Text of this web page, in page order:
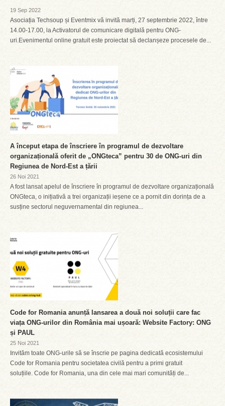
19 Sep 2022
Asociația Techsoup și Eventmix vă invită marți, 27 septembrie 2022, între
14.00-17.00, la Activatorul de comunicare digitală pentru ONG-
uri.Evenimentul online gratuit este proiectat să declanșeze procesele de...
A început etapa de înscriere în programul de dezvoltare
organizațională oferit de „ONGteca” pentru 30 de ONG-uri din
Regiunea de Nord-Est a țării
26 Noi 2021
A fost lansat apelul de înscriere în programul de dezvoltare organizațională
ONGteca, o inițiativă a trei organizații ieșene ce a pornit din dorința de a
susține sectorul neguvernamental din regiunea...
Code for Romania anunță lansarea a două noi soluții care fac
viața ONG-urilor din România mai ușoară: Website Factory: ONG
și PAUL
25 Noi 2021
Invităm toate ONG-urile să se înscrie pe pagina dedicată ecosistemului
Code for Romania pentru societatea civilă pentru a primi gratuit
soluțiile. Code for Romania, una din cele mai mari comunități de...